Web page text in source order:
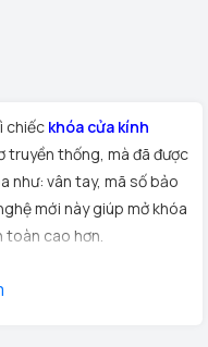
chiếc khóa cửa kính
truyền thống, mà đã được
như: vân tay, mã số bảo
mới này giúp mở khóa
toàn cao hơn.
nhưng Demax,